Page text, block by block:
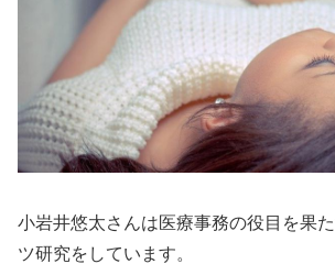
小岩井悠太さんは医療事務の役目を果
ツ研究をしています。